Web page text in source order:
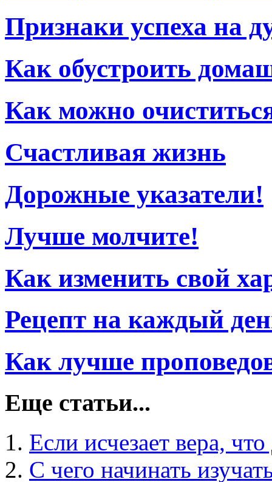
Признаки успеха на
Как обустроить
Как можно
Счастливая жизнь
Дорожные указатели!
Лучше молчите!
Как изменить свой
Рецепт на каждый
Как лучше
Еще статьи...
Если исчезает вера, что
С чего начинать